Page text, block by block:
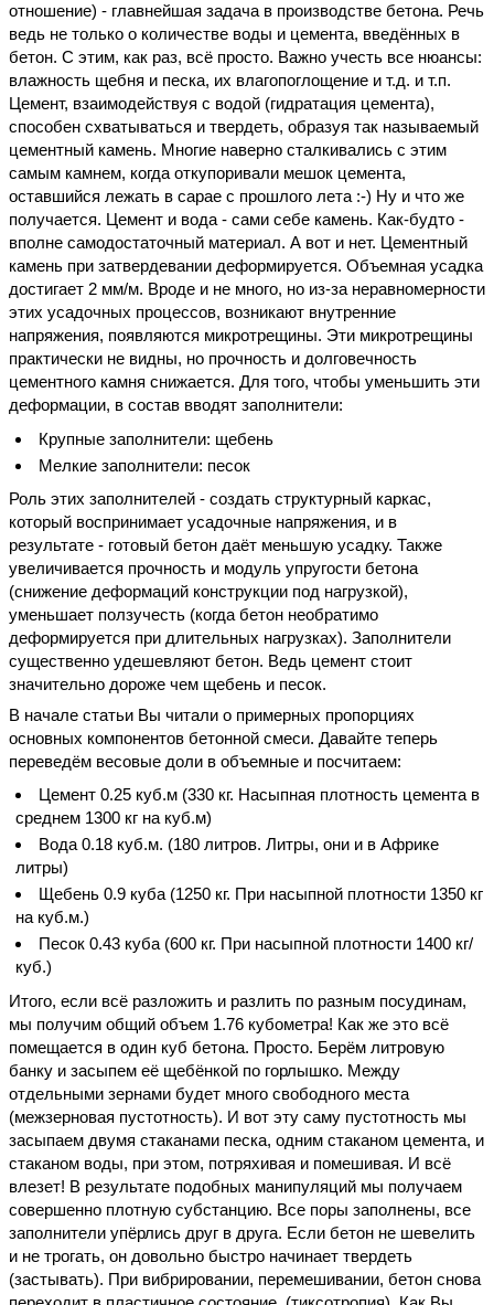
отношение) - главнейшая задача в производстве бетона. Речь
ведь не только о количестве воды и цемента, введённых в
бетон. С этим, как раз, всё просто. Важно учесть все нюансы:
влажность щебня и песка, их влагопоглощение и т.д. и т.п.
Цемент, взаимодействуя с водой (гидратация цемента),
способен схватываться и твердеть, образуя так называемый
цементный камень. Многие наверно сталкивались с этим
самым камнем, когда откупоривали мешок цемента,
оставшийся лежать в сарае с прошлого лета :-) Ну и что же
получается. Цемент и вода - сами себе камень. Как-будто -
вполне самодостаточный материал. А вот и нет. Цементный
камень при затвердевании деформируется. Объемная усадка
достигает 2 мм/м. Вроде и не много, но из-за неравномерности
этих усадочных процессов, возникают внутренние
напряжения, появляются микротрещины. Эти микротрещины
практически не видны, но прочность и долговечность
цементного камня снижается. Для того, чтобы уменьшить эти
деформации, в состав вводят заполнители:
Крупные заполнители: щебень
Мелкие заполнители: песок
Роль этих заполнителей - создать структурный каркас,
который воспринимает усадочные напряжения, и в
результате - готовый бетон даёт меньшую усадку. Также
увеличивается прочность и модуль упругости бетона
(снижение деформаций конструкции под нагрузкой),
уменьшает ползучесть (когда бетон необратимо
деформируется при длительных нагрузках). Заполнители
существенно удешевляют бетон. Ведь цемент стоит
значительно дороже чем щебень и песок.
В начале статьи Вы читали о примерных пропорциях
основных компонентов бетонной смеси. Давайте теперь
переведём весовые доли в объемные и посчитаем:
Цемент 0.25 куб.м (330 кг. Насыпная плотность цемента в
среднем 1300 кг на куб.м)
Вода 0.18 куб.м. (180 литров. Литры, они и в Африке
литры)
Щебень 0.9 куба (1250 кг. При насыпной плотности 1350 кг
на куб.м.)
Песок 0.43 куба (600 кг. При насыпной плотности 1400 кг/
куб.)
Итого, если всё разложить и разлить по разным посудинам,
мы получим общий объем 1.76 кубометра! Как же это всё
помещается в один куб бетона. Просто. Берём литровую
банку и засыпем её щебёнкой по горлышко. Между
отдельными зернами будет много свободного места
(межзерновая пустотность). И вот эту саму пустотность мы
засыпаем двумя стаканами песка, одним стаканом цемента, и
стаканом воды, при этом, потряхивая и помешивая. И всё
влезет! В результате подобных манипуляций мы получаем
совершенно плотную субстанцию. Все поры заполнены, все
заполнители упёрлись друг в друга. Если бетон не шевелить
и не трогать, он довольно быстро начинает твердеть
(застывать). При вибрировании, перемешивании, бетон снова